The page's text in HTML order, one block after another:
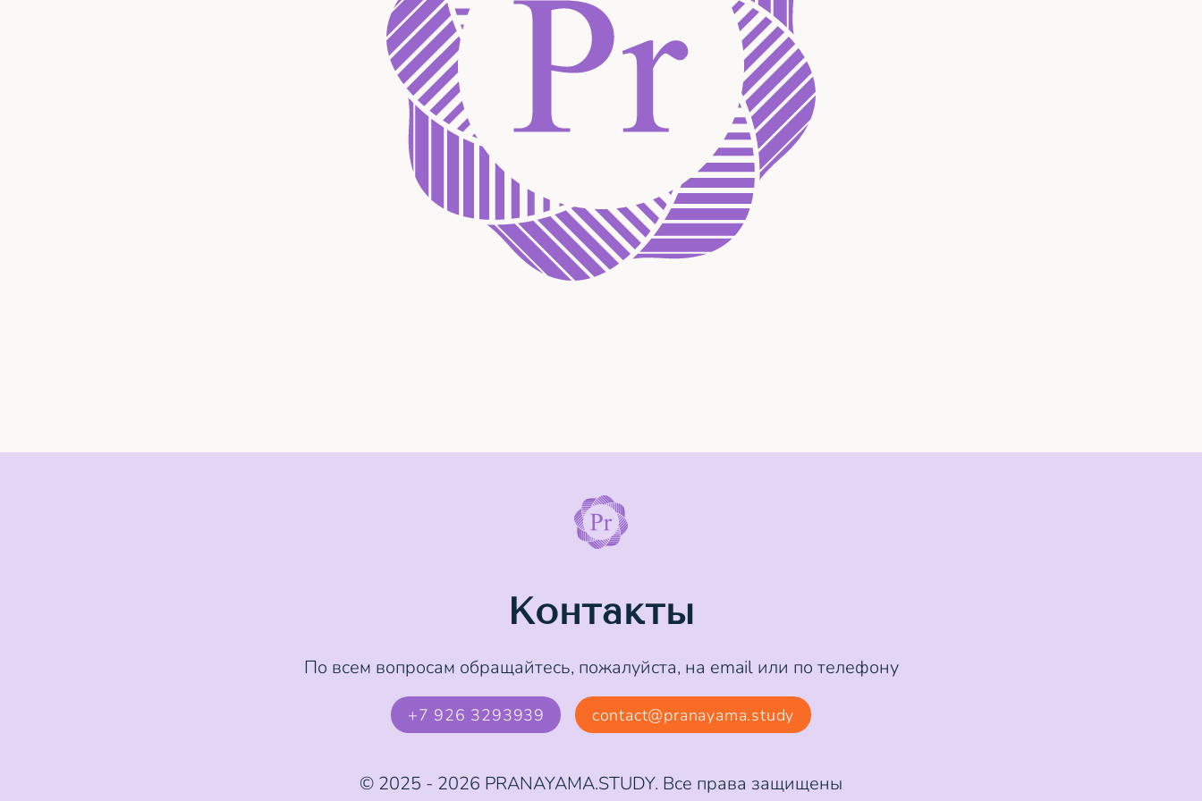
Контакты
По всем вопросам обращайтесь, пожалуйста, на email или по телефону
+7 926 3293939 contact@pranayama.study
© 2025 - 2026 PRANAYAMA.STUDY. Все права защищены